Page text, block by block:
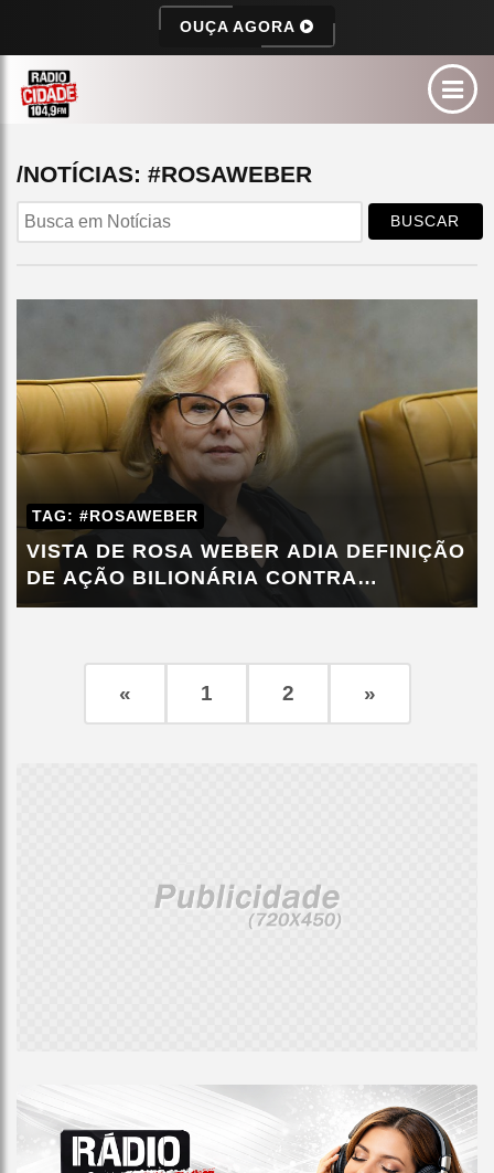
OUÇA AGORA
/NOTÍCIAS: #ROSAWEBER
BUSCAR
TAG: #ROSAWEBER
VISTA DE ROSA WEBER ADIA DEFINIÇÃO
DE AÇÃO BILIONÁRIA CONTRA
PETROBRAS
« 1 2 »